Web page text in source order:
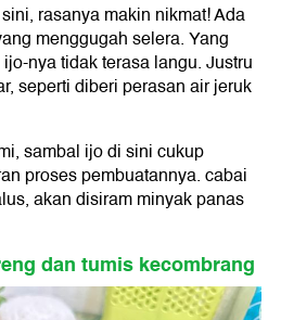
rasanya makin nikmat! Ada
menggugah selera. Yang
nya tidak terasa langu. Justru
seperti diberi perasan air jeruk
sambal ijo di sini cukup
proses pembuatannya. cabai
akan disiram minyak panas
dan tumis kecombrang